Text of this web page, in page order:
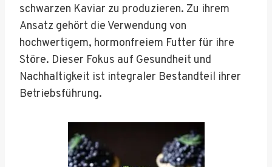
schwarzen Kaviar zu produzieren. Zu ihrem
Ansatz gehört die Verwendung von
hochwertigem, hormonfreiem Futter für ihre
Störe. Dieser Fokus auf Gesundheit und
Nachhaltigkeit ist integraler Bestandteil ihrer
Betriebsführung.